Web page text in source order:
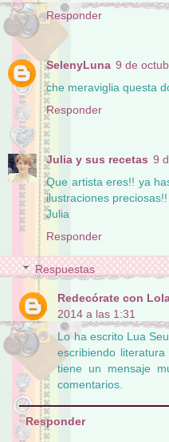
Responder
SelenyLuna 9 de
che meraviglia questa
Responder
Julia y sus recetas 9
Que artista eres!! ya
ilustraciones
Julia
Responder
Respuestas
Redecórate con
2014 a las 1:31
Lo ha escrito Lua
escribiendo
tiene un mensaje
comentarios.
Responder